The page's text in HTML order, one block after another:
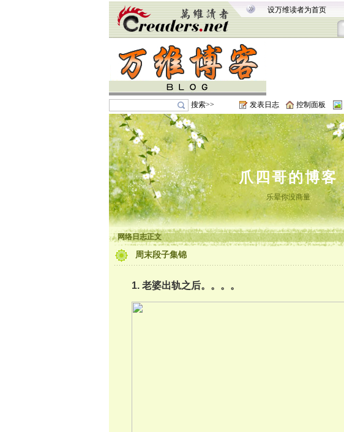
设万维读者为首页
搜索>> 发表日志 控制面板
爪四哥的博客
乐晕你没商量
网络日志正文
周末段子集锦
1. 老婆出轨之后。。。。